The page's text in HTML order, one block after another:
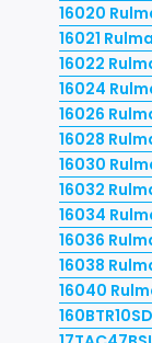
16020
16021
16022
16024
16026
16028
16030
16032
16034
16036
16038
16040